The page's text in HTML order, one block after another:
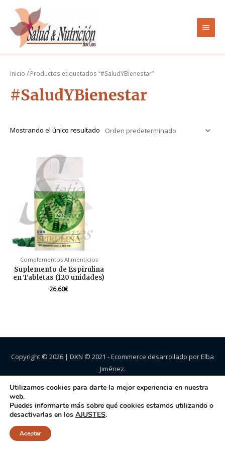
contenido
Inicio / Productos etiquetados “#SaludYBienestar”
#SaludYBienestar
Mostrando el único resultado
Complementos Alimenticios
Suplemento de Espirulina
en Tabletas (120 unidades)
26,60€
Copyright © 2026 | DXN © 2021 - Ecommerce desarrollado por Elba
Jiménez.
Utilizamos cookies para darte la mejor experiencia en nuestra
web.
Puedes informarte más sobre qué cookies estamos utilizando o
desactivarlas en los AJUSTES.
Aceptar